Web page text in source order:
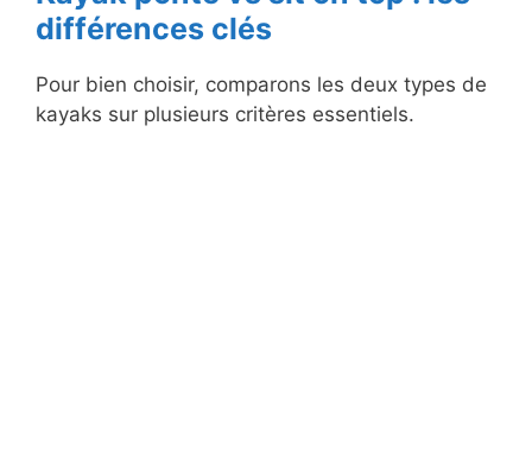
différences clés
Pour bien choisir, comparons les deux types de
kayaks sur plusieurs critères essentiels.